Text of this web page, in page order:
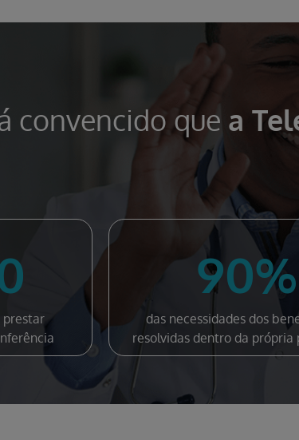
convencido que a
prestar
90%
das necessidades dos
resolvidas dentro da própria